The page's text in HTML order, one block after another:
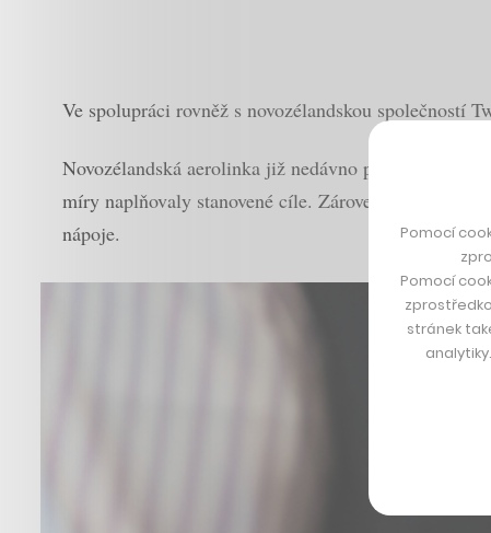
Ve spolupráci rovněž s novozélandskou
Novozélandská aerolinka již nedávno přešla z
míry naplňovaly stanovené cíle. Zároveň s tím se
nápoje.
Pomocí
Pomocí
stránek